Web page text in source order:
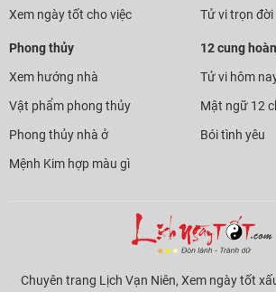
Xem ngày tốt cho việc
Tử vi trọn đời
Phong thủy
Xem hướng nhà
Vật phẩm phong thủy
Phong thủy nhà ở
Mệnh Kim hợp màu gì
12 cung
Tử vi hôm
Mật ngữ 12
Bói tình yêu
Chuyên trang Lịch Vạn Niên, Xem ngày tốt